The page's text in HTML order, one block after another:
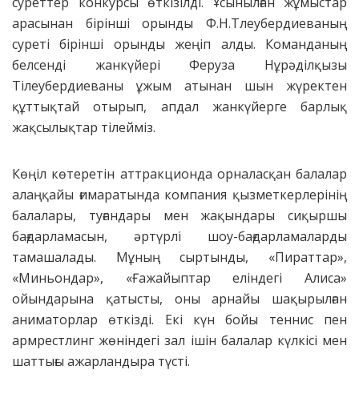
арасынан бірінші орынды Ф.Н.Тлеубердиеваның
суреті бірінші орынды жеңіп алды. Команданың
белсенді жанкүйері Феруза Нұрәділқызы
Тілеубердиеваны ұжым атынан шын жүректен
құттықтай отырып, апдал жанкүйерге барлық
жақсылықтар тілейміз.
Көңіл көтеретін аттракционда орналасқан балалар
алаңқайы ғимаратында компания қызметкерлерінің
балалары, туғандары мен жақындары сиқыршы
бағдарламасын, әртүрлі шоу-бағдарламаларды
тамашалады. Мұның сыртынды, «Пираттар»,
«Миньондар», «Ғажайыптар еліндегі Алиса»
ойындарына қатысты, оны арнайы шақырылған
аниматорлар өткізді. Екі күн бойы теннис пен
армрестлинг жөніндегі зал ішін балалар күлкісі мен
шаттығы ажарландыра түсті.